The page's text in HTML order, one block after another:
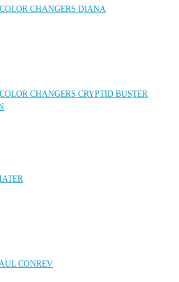
CHANGERS DIANA
CHANGERS CRYPTID BUSTER
CONREV